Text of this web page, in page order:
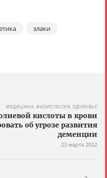
злаки
МЕДИЦИНА, ФИЗИОЛОГИЯ, ЗДОРОВЬЕ
кислоты в крови
об угрозе развития
деменции
23 марта 2022